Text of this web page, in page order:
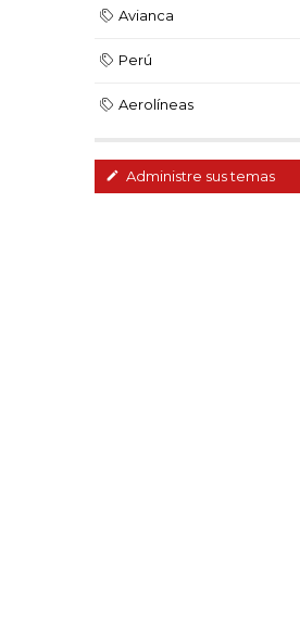
Avianca
Perú
Aerolíneas
Administre sus temas